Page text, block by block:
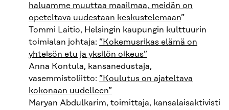
haluamme muuttaa maailmaa, meidän on
opeteltava uudestaan keskustelemaan”
Tommi Laitio, Helsingin kaupungin kulttuurin
toimialan johtaja: ”Kokemusrikas elämä on
yhteisön etu ja yksilön oikeus”
Anna Kontula, kansanedustaja,
vasemmistoliitto: ”Koulutus on ajateltava
kokonaan uudelleen”
Maryan Abdulkarim, toimittaja, kansalaisaktivisti